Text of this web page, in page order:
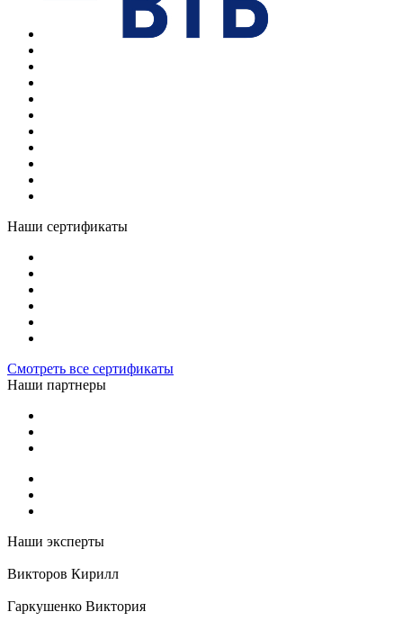
Наши сертификаты
Смотреть все сертификаты
Наши партнеры
Наши эксперты
Викторов Кирилл
Гаркушенко Виктория